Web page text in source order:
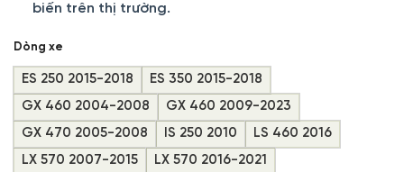
biến trên thị trường.
Dòng xe
ES 250 2015-2018
ES 350 2015-2018
GX 460 2004-2008
GX 460 2009-2023
GX 470 2005-2008
IS 250 2010
LS 460 2016
LX 570 2007-2015
LX 570 2016-2021